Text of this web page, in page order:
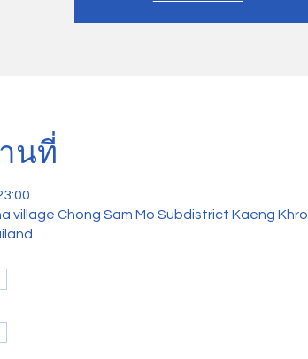
นที่
village Chong Sam Mo Subdistrict Kaeng Khro